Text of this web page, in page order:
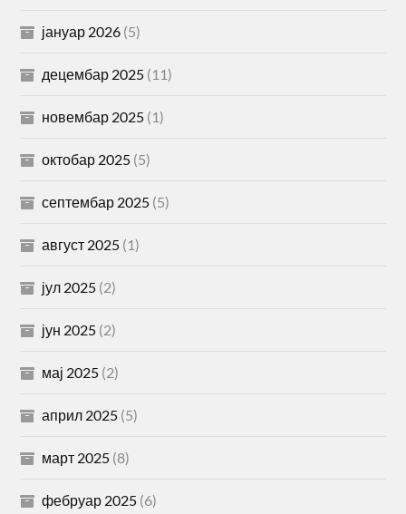
јануар 2026 (5)
децембар 2025 (11)
новембар 2025 (1)
октобар 2025 (5)
септембар 2025 (5)
август 2025 (1)
јул 2025 (2)
јун 2025 (2)
мај 2025 (2)
април 2025 (5)
март 2025 (8)
фебруар 2025 (6)